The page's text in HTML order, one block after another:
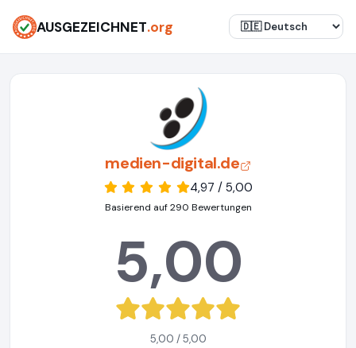
AUSGEZEICHNET.org
medien-digital.de
4,97 / 5,00
Basierend auf 290 Bewertungen
5,00
5,00 / 5,00